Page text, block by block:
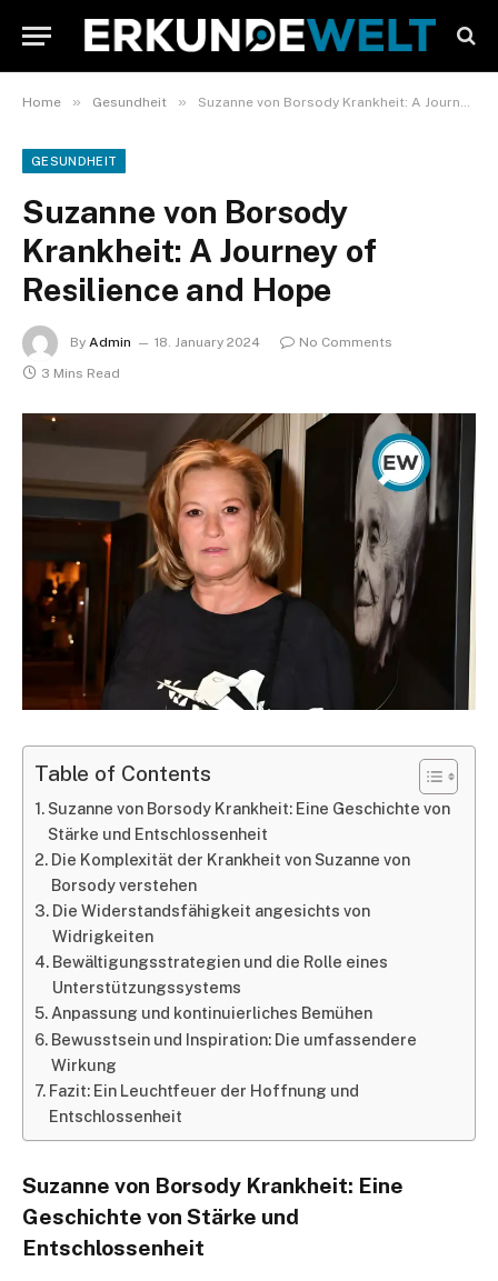
Home » Gesundheit » Suzanne von Borsody Krankheit: A Journey of Resilience and Hope
GESUNDHEIT
Suzanne von Borsody
Krankheit: A Journey of
Resilience and Hope
By Admin 18. January 2024
No Comments
3 Mins Read
Table of Contents
Suzanne von Borsody Krankheit: Eine Geschichte von
Stärke und Entschlossenheit
Die Komplexität der Krankheit von Suzanne von
Borsody verstehen
Die Widerstandsfähigkeit angesichts von
Widrigkeiten
Bewältigungsstrategien und die Rolle eines
Unterstützungssystems
Anpassung und kontinuierliches Bemühen
Bewusstsein und Inspiration: Die umfassendere
Wirkung
Fazit: Ein Leuchtfeuer der Hoffnung und
Entschlossenheit
Suzanne von Borsody Krankheit: Eine
Geschichte von Stärke und
Entschlossenheit